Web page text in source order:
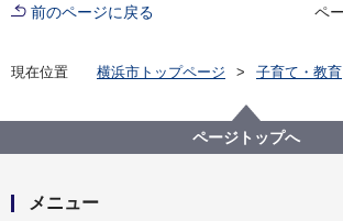
前のページに戻る ペ
現在位置 横浜市トップページ
子育て・教育
私立幼稚園の２歳児保育
ページトップへ
メニュー